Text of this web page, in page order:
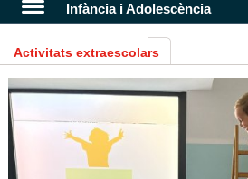
Infància i Adolescència
Activitats extraescolars